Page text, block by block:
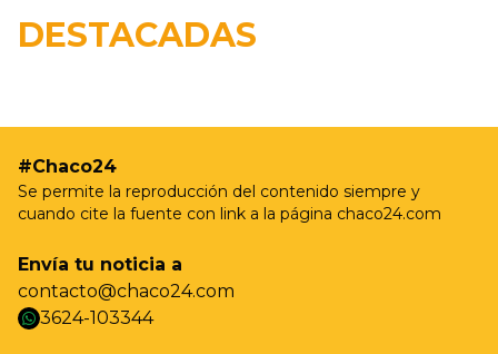
DESTACADAS
castración gratuita para perros y gatos en Villa
Prosperidad
#Chaco24
Se permite la reproducción del contenido siempre y
cuando cite la fuente con link a la página chaco24.com
Envía tu noticia a
contacto@chaco24.com
whatsapp
3624-103344